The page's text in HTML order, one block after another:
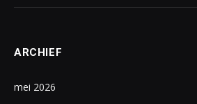
ARCHIEF
mei 2026